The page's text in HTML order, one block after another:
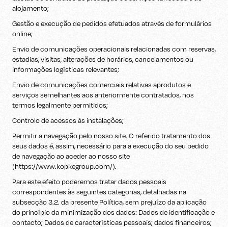
alojamento;
Gestão e execução de pedidos efetuados através de formulários
online;
Envio de comunicações operacionais relacionadas com reservas,
estadias, visitas, alterações de horários, cancelamentos ou
informações logísticas relevantes;
Envio de comunicações comerciais relativas aprodutos e
serviços semelhantes aos anteriormente contratados, nos
termos legalmente permitidos;
Controlo de acessos às instalações;
Permitir a navegação pelo nosso site. O referido tratamento dos
seus dados é, assim, necessário para a execução do seu pedido
de navegação ao aceder ao nosso site
(https://www.kopkegroup.com/).
Para este efeito poderemos tratar dados pessoais
correspondentes às seguintes categorias, detalhadas na
subsecção 3.2. da presente Política, sem prejuízo da aplicação
do princípio da minimização dos dados: Dados de identificação e
contacto; Dados de características pessoais; dados financeiros;